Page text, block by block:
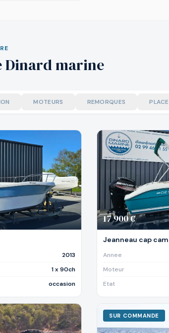
Dinard marine
MOTEURS REMORQUES
2013
1 x 90ch
occasion
17 900 €
Jeanneau cap
Annee
Moteur
Etat
SUR COMMANDE